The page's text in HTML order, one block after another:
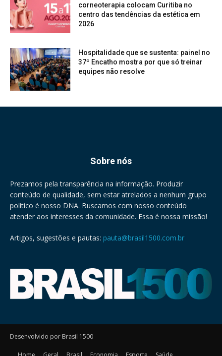
corneoterapia colocam Curitiba no
centro das tendências da estética em
2026
Hospitalidade que se sustenta: painel no
37º Encatho mostra por que só treinar
equipes não resolve
Sobre nós
Prezamos pela transparência na informação. Produzir
conteúdo de qualidade, sem estar atrelados a nenhum grupo
político é nosso DNA. Buscamos com nosso conteúdo
atender aos interesses da comunidade. Essa é nossa missão!
Artigos, sugestões e pautas: pauta@brasil1500.com.br
Desenvolvido por Brasil 1500